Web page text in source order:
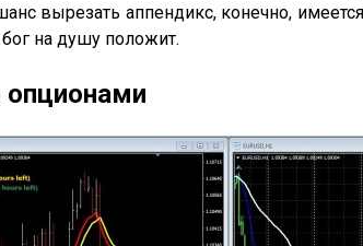
вырезать аппендикс, конечно,
бог на душу положит.
опционами